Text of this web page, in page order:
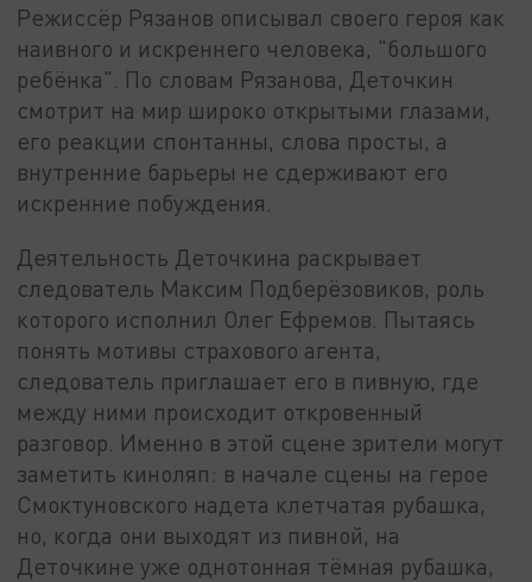
Режиссёр Рязанов описывал своего героя как
наивного и искреннего человека, "большого
ребёнка". По словам Рязанова, Деточкин
смотрит на мир широко открытыми глазами,
его реакции спонтанны, слова просты, а
внутренние барьеры не сдерживают его
искренние побуждения.
Деятельность Деточкина раскрывает
следователь Максим Подберёзовиков, роль
которого исполнил Олег Ефремов. Пытаясь
понять мотивы страхового агента,
следователь приглашает его в пивную, где
между ними происходит откровенный
разговор. Именно в этой сцене зрители могут
заметить киноляп: в начале сцены на герое
Смоктуновского надета клетчатая рубашка,
но, когда они выходят из пивной, на
Деточкине уже однотонная тёмная рубашка,